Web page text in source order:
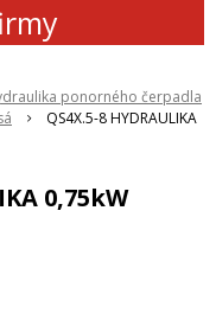
ponorného čerpadla
QS4X.5-8 HYDRAULIKA
0,75kW